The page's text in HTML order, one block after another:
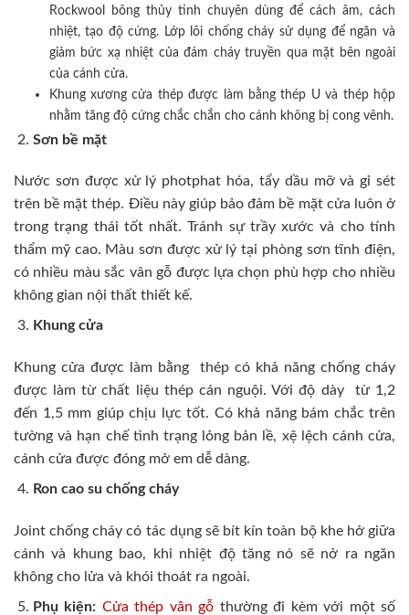
Rockwool bông thủy tinh chuyên dùng để cách âm, cách
nhiệt, tạo độ cứng. Lớp lõi chống cháy sử dụng để ngăn và
giảm bức xạ nhiệt của đám cháy truyền qua mặt bên ngoài
của cánh cửa.
Khung xương cửa thép được làm bằng thép U và thép hộp
nhằm tăng độ cứng chắc chắn cho cánh không bị cong vênh.
Sơn bề mặt
Nước sơn được xử lý photphat hóa, tẩy dầu mỡ và gỉ sét
trên bề mặt thép. Điều này giúp bảo đảm bề mặt cửa luôn ở
trong trạng thái tốt nhất. Tránh sự trầy xước và cho tính
thẩm mỹ cao. Màu sơn được xử lý tại phòng sơn tĩnh điện,
có nhiều màu sắc vân gỗ được lựa chọn phù hợp cho nhiều
không gian nội thất thiết kế.
Khung cửa
Khung cửa được làm bằng thép có khả năng chống cháy
được làm từ chất liệu thép cán nguội. Với độ dày từ 1,2
đến 1,5 mm giúp chịu lực tốt. Có khả năng bám chắc trên
tường và hạn chế tình trạng lỏng bản lề, xệ lệch cánh cửa,
cánh cửa được đóng mở em dễ dàng.
Ron cao su chống cháy
Joint chống cháy có tác dụng sẽ bít kín toàn bộ khe hở giữa
cánh và khung bao, khi nhiệt độ tăng nó sẽ nở ra ngăn
không cho lửa và khói thoát ra ngoài.
Phụ kiện: Cửa thép vân gỗ thường đi kèm với một số